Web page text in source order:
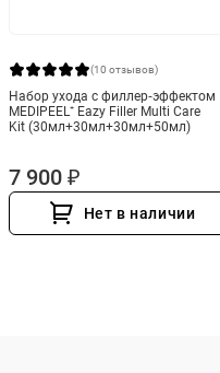
(10 отзывов)
Набор ухода с филлер‑эффектом
MEDIPEEL⁺ Eazy Filler Multi Care
Kit (30мл+30мл+30мл+50мл)
7 900 ₽
Нет в наличии